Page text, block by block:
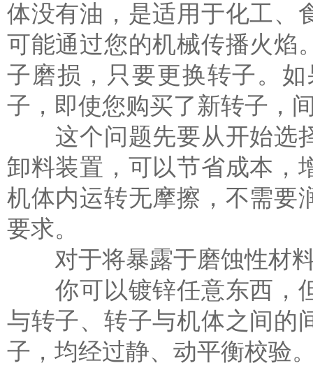
体没有油，是适用于化工、
可能通过您的机械传播火焰
子磨损，只要更换转子。
子，即使您购买了新转子，
这个问题先要从开始选择
卸料装置，可以节省成本，
机体内运转无摩擦，不需要
要求。
对于将暴露于磨蚀性材
你可以镀锌任意东西，但
与转子、转子与机体之间的
子，均经过静、动平衡校验